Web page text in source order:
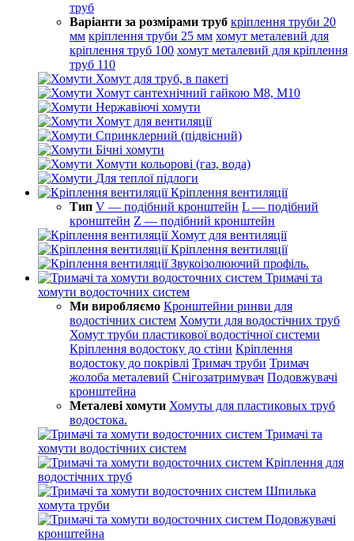
труб
Варіанти за розмірами труб кріплення труби 20
мм кріплення труби 25 мм хомут металевий для
кріплення труб 100 хомут металевий для кріплення
труб 110
Хомут для труб, в пакеті
Хомут сантехнічний гайкою М8, М10
Нержавіючі хомути
Хомут для вентиляції
Спринклерний (підвісний)
Бічні хомути
Хомути кольорові (газ, вода)
Для теплої підлоги
Кріплення вентиляції
Тип V — подібний кронштейн L — подібний
кронштейн Z — подібний кронштейн
Хомут для вентиляції
Кріплення вентиляції
Звукоізолюючий профіль.
Тримачі та
хомути водосточних систем
Ми виробляємо Кронштейни ринви для
водостічних систем Хомути для водостічних труб
Хомут труби пластикової водостічної системи
Кріплення водостоку до стіни Кріплення
водостоку до покрівлі Тримач труби Тримач
жолоба металевий Снігозатримувач Подовжувачі
кронштейна
Металеві хомути Хомуты для пластиковых труб
водостока.
Тримачі та
хомути водостічних систем
Кріплення для
водостічних труб
Шпилька
хомута труби
Подовжувачі
кронштейна